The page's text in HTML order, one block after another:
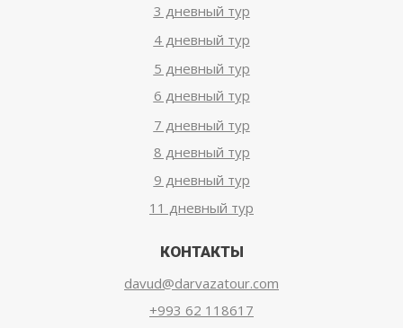
3 дневный тур
4 дневный тур
5 дневный тур
6 дневный тур
7 дневный тур
8 дневный тур
9 дневный тур
11 дневный тур
КОНТАКТЫ
davud@darvazatour.com
+993 62 118617